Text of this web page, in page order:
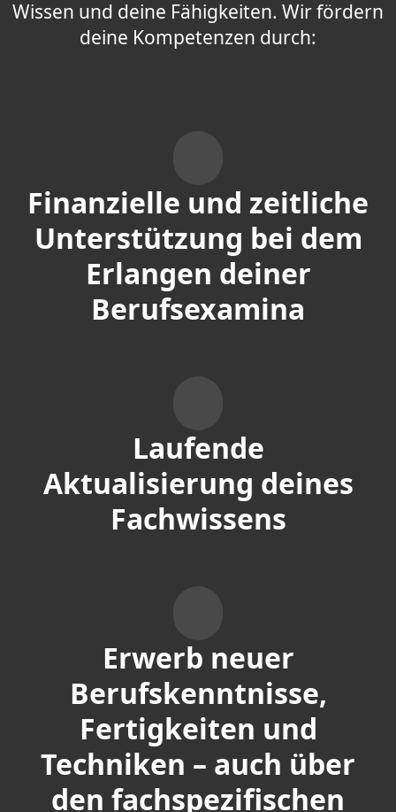
Wissen und deine Fähigkeiten. Wir fördern
deine Kompetenzen durch:
Finanzielle und zeitliche
Unterstützung bei dem
Erlangen deiner
Berufsexamina
Laufende
Aktualisierung deines
Fachwissens
Erwerb neuer
Berufskenntnisse,
Fertigkeiten und
Techniken – auch über
den fachspezifischen